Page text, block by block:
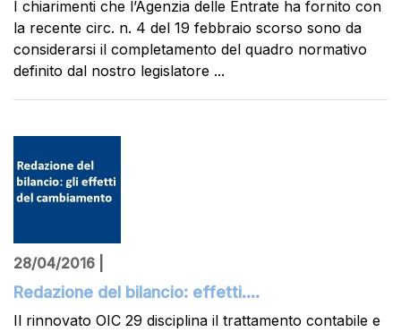
I chiarimenti che l’Agenzia delle Entrate ha fornito con
la recente circ. n. 4 del 19 febbraio scorso sono da
considerarsi il completamento del quadro normativo
definito dal nostro legislatore ...
28/04/2016 |
Redazione del bilancio: effetti....
Il rinnovato OIC 29 disciplina il trattamento contabile e